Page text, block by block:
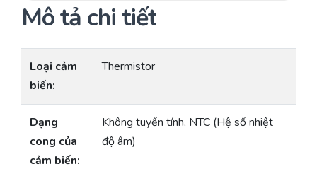
Mô tả chi tiết
Loại cảm
biến:
Thermistor
Dạng
cong của
cảm biến:
Không tuyến tính, NTC (Hệ số nhiệt
độ âm)